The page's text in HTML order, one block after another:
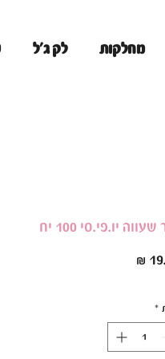
לק ג'ל מחלקות
שעווה יו.פי.סי 100 יח
*